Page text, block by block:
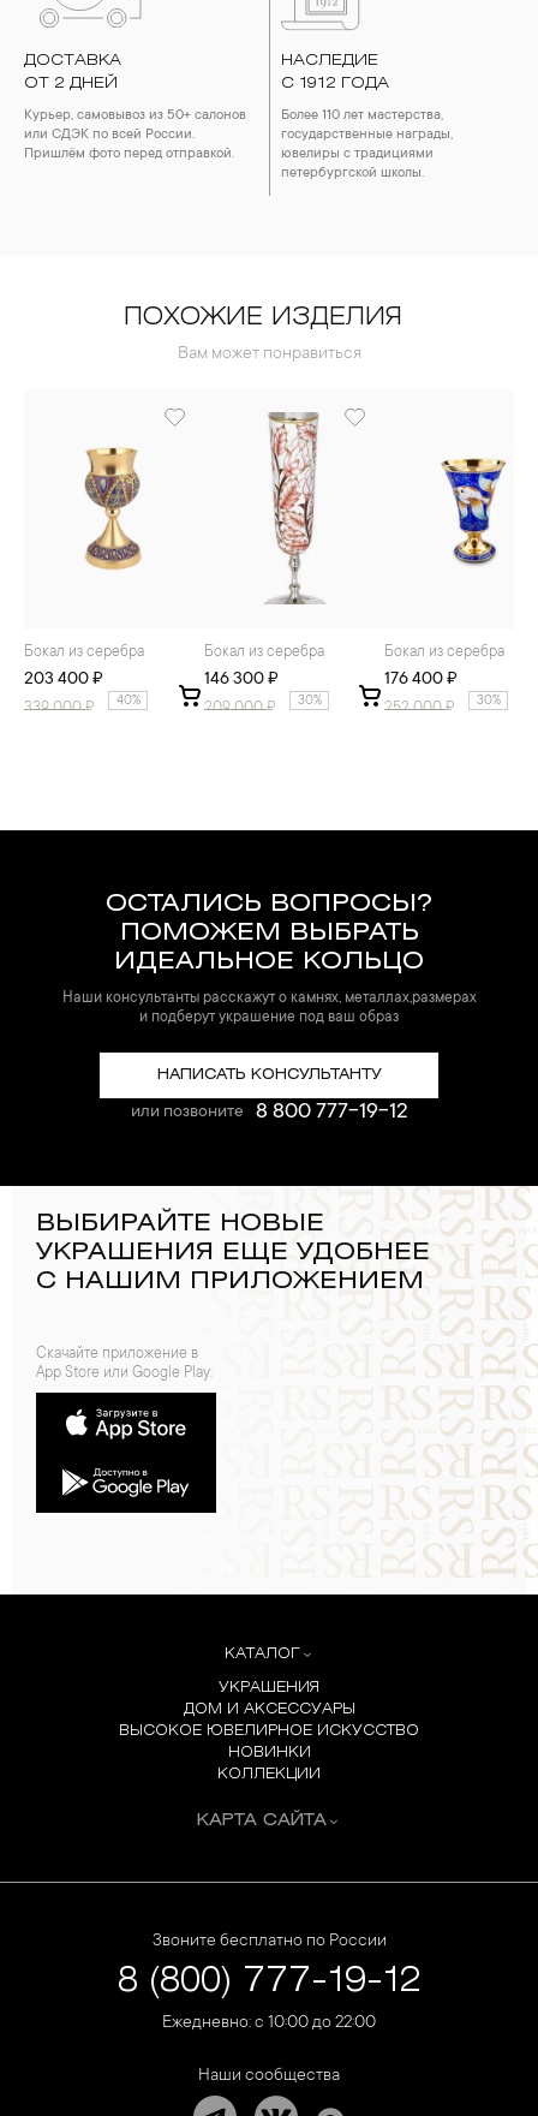
ДОСТАВКА
ОТ 2 ДНЕЙ
Курьер, самовывоз из 50+ салонов
или СДЭК по всей России.
Пришлём фото перед отправкой.
НАСЛЕДИЕ
С 1912 ГОДА
Более 110 лет мастерства,
государственные награды,
ювелиры с традициями
петербургской школы.
ПОХОЖИЕ ИЗДЕЛИЯ
Вам может понравиться
Бокал из серебра
203 400 ₽
339 000₽ 40%
Бокал из серебра
146 300 ₽
209 000₽ 30%
Бокал из серебра
176 400 ₽
252 000₽ 30%
ОСТАЛИСЬ ВОПРОСЫ?
ПОМОЖЕМ ВЫБРАТЬ
ИДЕАЛЬНОЕ КОЛЬЦО
Наши консультанты расскажут о камнях, металлах,размерах
и подберут украшение под ваш образ
НАПИСАТЬ КОНСУЛЬТАНТУ
или позвоните 8 800 777-19-12
ВЫБИРАЙТЕ НОВЫЕ
УКРАШЕНИЯ ЕЩЕ УДОБНЕЕ
С НАШИМ ПРИЛОЖЕНИЕМ
Скачайте приложение в
App Store или Google Play:
КАТАЛОГ
УКРАШЕНИЯ
ДОМ И АКСЕССУАРЫ
ВЫСОКОЕ ЮВЕЛИРНОЕ ИСКУССТВО
НОВИНКИ
КОЛЛЕКЦИИ
КАРТА САЙТА
Звоните бесплатно по России
8 (800) 777-19-12
Ежедневно: с 10:00 до 22:00
Наши сообщества